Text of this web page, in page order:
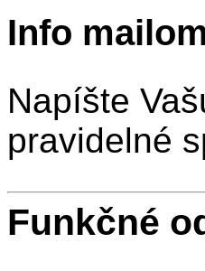
Info
Napíšte
pravidelné
Funkčné